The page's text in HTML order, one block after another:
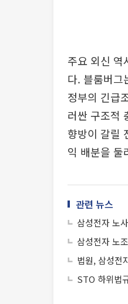
주요 외신 역
다. 블룸버그
정부의 긴급
러싼 구조적
향방이 갈릴
익 배분을 둘
관련 뉴스
삼성전자 노
삼성전자 노
법원, 삼성전
STO 하위법